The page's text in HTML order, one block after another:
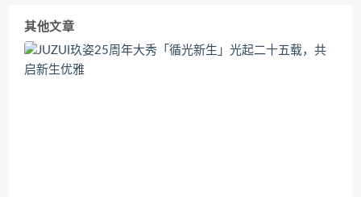
其他文章